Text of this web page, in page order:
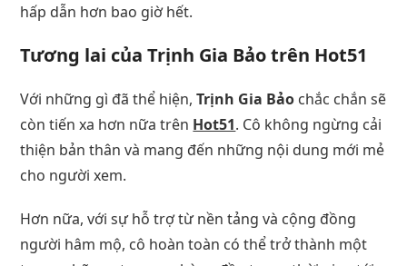
hấp dẫn hơn bao giờ hết.
Tương lai của Trịnh Gia Bảo trên Hot51
Với những gì đã thể hiện,Trịnh Gia Bảo chắc chắn sẽ
còn tiến xa hơn nữa trên Hot51. Cô không ngừng cải
thiện bản thân và mang đến những nội dung mới mẻ
cho người xem.
Hơn nữa, với sự hỗ trợ từ nền tảng và cộng đồng
người hâm mộ, cô hoàn toàn có thể trở thành một